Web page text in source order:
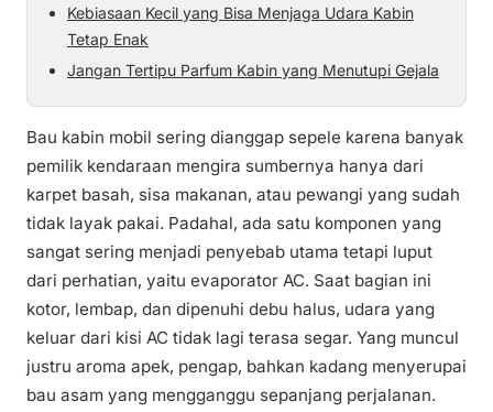
Kebiasaan Kecil yang Bisa Menjaga Udara Kabin
Tetap Enak
Jangan Tertipu Parfum Kabin yang Menutupi Gejala
Bau kabin mobil sering dianggap sepele karena banyak
pemilik kendaraan mengira sumbernya hanya dari
karpet basah, sisa makanan, atau pewangi yang sudah
tidak layak pakai. Padahal, ada satu komponen yang
sangat sering menjadi penyebab utama tetapi luput
dari perhatian, yaitu evaporator AC. Saat bagian ini
kotor, lembap, dan dipenuhi debu halus, udara yang
keluar dari kisi AC tidak lagi terasa segar. Yang muncul
justru aroma apek, pengap, bahkan kadang menyerupai
bau asam yang mengganggu sepanjang perjalanan.